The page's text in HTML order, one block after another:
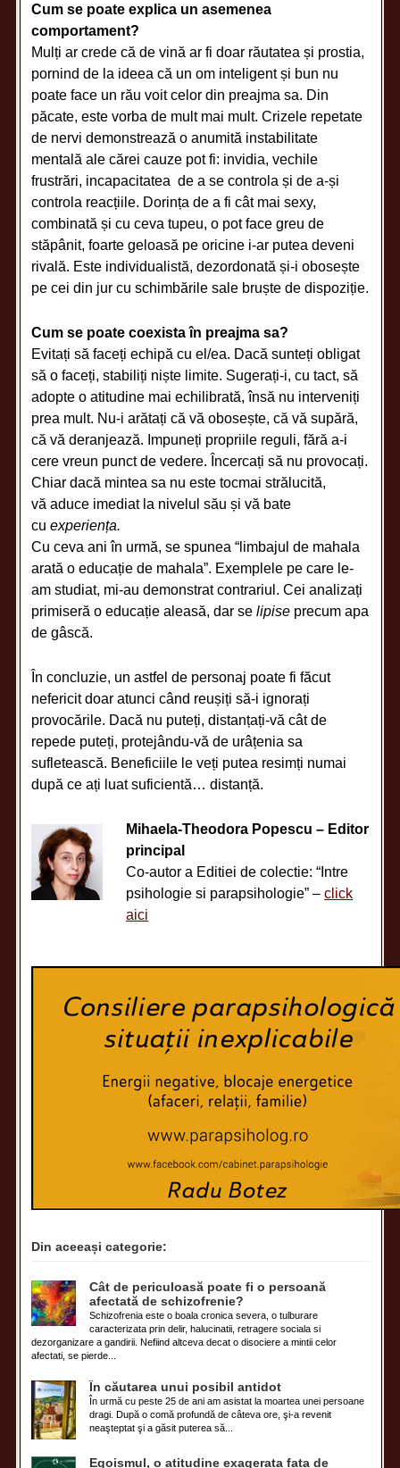
Cum se poate explica un asemenea
comportament?
Mulți ar crede că de vină ar fi doar răutatea și prostia,
pornind de la ideea că un om inteligent și bun nu
poate face un rău voit celor din preajma sa. Din
păcate, este vorba de mult mai mult. Crizele repetate
de nervi demonstrează o anumită instabilitate
mentală ale cărei cauze pot fi: invidia, vechile
frustrări, incapacitatea de a se controla și de a-și
controla reacțiile. Dorința de a fi cât mai sexy,
combinată și cu ceva tupeu, o pot face greu de
stăpânit, foarte geloasă pe oricine i-ar putea deveni
rivală. Este individualistă, dezordonată și-i obosește
pe cei din jur cu schimbările sale bruște de dispoziție.
Cum se poate coexista în preajma sa?
Evitați să faceți echipă cu el/ea. Dacă sunteți obligat
să o faceți, stabiliți niște limite. Sugerați-i, cu tact, să
adopte o atitudine mai echilibrată, însă nu interveniți
prea mult. Nu-i arătați că vă obosește, că vă supără,
că vă deranjează. Impuneți propriile reguli, fără a-i
cere vreun punct de vedere. Încercați să nu provocați.
Chiar dacă mintea sa nu este tocmai strălucită,
vă aduce imediat la nivelul său și vă bate
cuexperiența.
Cu ceva ani în urmă, se spunea “limbajul de mahala
arată o educație de mahala”. Exemplele pe care le-
am studiat, mi-au demonstrat contrariul. Cei analizați
primiseră o educație aleasă, dar selipise precum apa
de gâscă.
În concluzie, un astfel de personaj poate fi făcut
nefericit doar atunci când reușiți să-i ignorați
provocările. Dacă nu puteți, distanțați-vă cât de
repede puteți, protejându-vă de urâțenia sa
sufletească. Beneficiile le veți putea resimți numai
după ce ați luat suficientă… distanță.
Mihaela-Theodora Popescu – Editor
principal
Co-autor a Editiei de colectie: “Intre
psihologie si parapsihologie” –click
aici
Din aceeași categorie:
Cât de periculoasă poate fi o persoană
afectată de schizofrenie?
Schizofrenia este o boala cronica severa, o tulburare
caracterizata prin delir, halucinatii, retragere sociala si
dezorganizare a gandirii. Nefiind altceva decat o disociere a mintii celor
afectati, se pierde...
În căutarea unui posibil antidot
În urmă cu peste 25 de ani am asistat la moartea unei persoane
dragi. După o comă profundă de câteva ore, şi-a revenit
neaşteptat şi a găsit puterea să...
Egoismul, o atitudine exagerata fata de